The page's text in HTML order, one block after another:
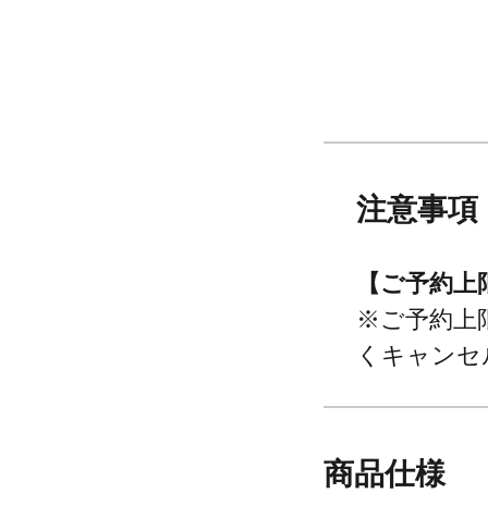
注意事項
【ご予約上
※ご予約上
くキャン
商品仕様